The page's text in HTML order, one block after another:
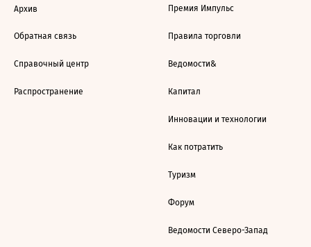
Архив
Обратная связь
Справочный центр
Распространение
Премия Импульс
Правила торговли
Ведомости&
Капитал
Инновации и технологии
Как потратить
Туризм
Форум
Ведомости Северо-Запад